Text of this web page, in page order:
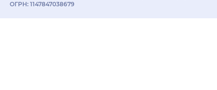
ОГРН: 1147847038679